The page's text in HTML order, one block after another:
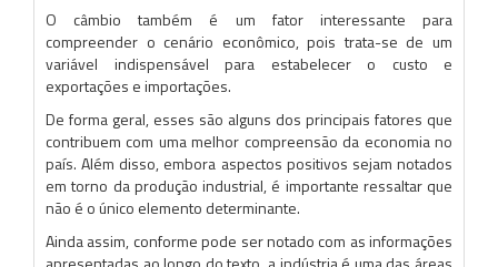
O câmbio também é um fator interessante para
compreender o cenário econômico, pois trata-se de um
variável indispensável para estabelecer o custo e
exportações e importações.
De forma geral, esses são alguns dos principais fatores que
contribuem com uma melhor compreensão da economia no
país. Além disso, embora aspectos positivos sejam notados
em torno da produção industrial, é importante ressaltar que
não é o único elemento determinante.
Ainda assim, conforme pode ser notado com as informações